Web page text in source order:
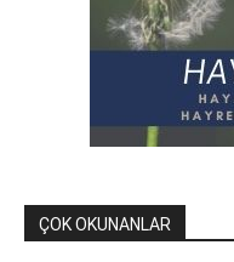
ÇOK OKUNANLAR